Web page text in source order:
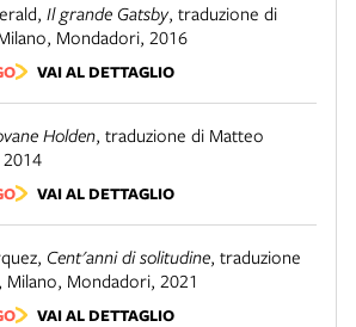
, Il grande Gatsby, traduzione di
, Mondadori, 2016
VAI AL DETTAGLIO
Holden, traduzione di Matteo
2014
VAI AL DETTAGLIO
, Cent'anni di solitudine, traduzione
, Milano, Mondadori, 2021
VAI AL DETTAGLIO